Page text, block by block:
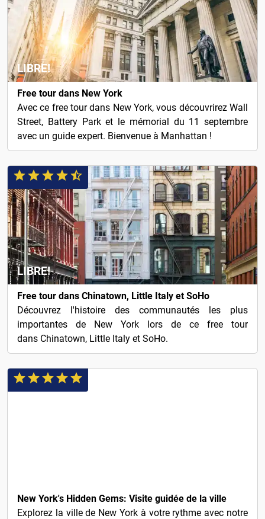
LIBRE!
Free tour dans New York
Avec ce free tour dans New York, vous découvrirez Wall
Street, Battery Park et le mémorial du 11 septembre
avec un guide expert. Bienvenue à Manhattan !
LIBRE!
Free tour dans Chinatown, Little Italy et SoHo
Découvrez l'histoire des communautés les plus
importantes de New York lors de ce free tour
dans Chinatown, Little Italy et SoHo.
New York's Hidden Gems: Visite guidée de la ville
Explorez la ville de New York à votre rythme avec notre